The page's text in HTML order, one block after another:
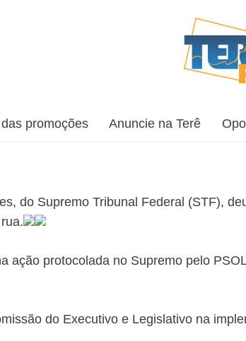
promoções Anuncie na Terê
do Supremo Tribunal Federal (STF),
ação protocolada no Supremo pelo
do Executivo e Legislativo na